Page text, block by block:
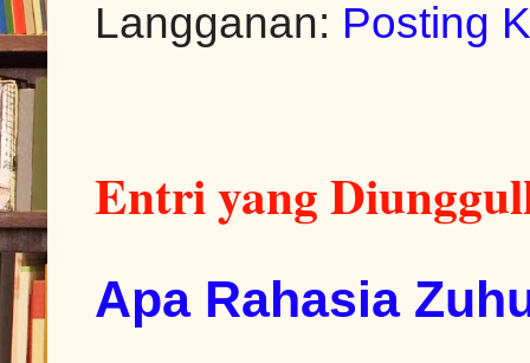
Langganan: Posting
Entri yang
Apa Rahasia